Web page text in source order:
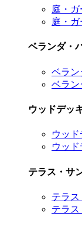
庭・
庭・
ベランダ・
ベラン
ベラン
ウッドデッ
ウッ
ウッ
テラス・サ
テラ
テラ